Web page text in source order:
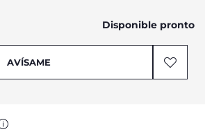
Disponible pronto
AVÍSAME